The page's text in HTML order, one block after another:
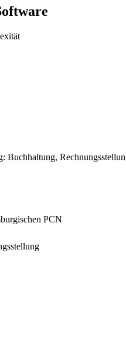
Buchhaltung,
PCN